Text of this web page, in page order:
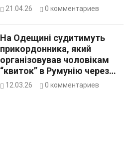
21.04.26 0 комментариев
На Одещині судитимуть
прикордонника, який
організовував чоловікам
“квиток” в Румунію через
річку
12.03.26 0 комментариев